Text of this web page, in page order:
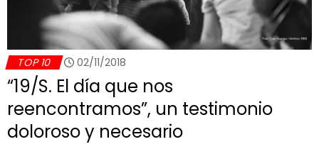
TOP 10 02/11/2018
“19/S. El día que nos
reencontramos”, un testimonio
doloroso y necesario